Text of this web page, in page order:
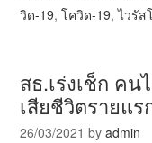
วิด-19,โควิด-19,ไวรัส
สธ.เร่งเช็ก คน
เสียชีวิตรายแ
26/03/2021 byadmin